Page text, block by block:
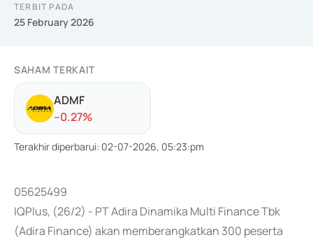
TERBIT PADA
25 February 2026
SAHAM TERKAIT
ADMF
--0.27%
Terakhir diperbarui: 02-07-2026, 05:23:pm
05625499
IQPlus, (26/2) - PT Adira Dinamika Multi Finance Tbk
(Adira Finance) akan memberangkatkan 300 peserta